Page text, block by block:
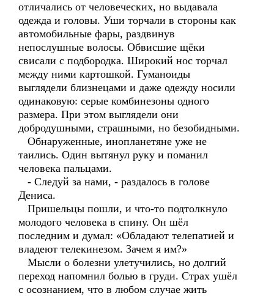
отличались от человеческих, но выдавала
одежда и головы. Уши торчали в стороны как
автомобильные фары, раздвинув
непослушные волосы. Обвисшие щёки
свисали с подбородка. Широкий нос торчал
между ними картошкой. Гуманоиды
выглядели близнецами и даже одежду носили
одинаковую: серые комбинезоны одного
размера. При этом выглядели они
добродушными, страшными, но безобидными.
Обнаруженные, инопланетяне уже не
таились. Один вытянул руку и поманил
человека пальцами.
- Следуй за нами, - раздалось в голове
Дениса.
Пришельцы пошли, и что-то подтолкнуло
молодого человека в спину. Он шёл
последним и думал: «Обладают телепатией и
владеют телекинезом. Зачем я им?»
Мысли о болезни улетучились, но долгий
переход напомнил болью в груди. Страх ушёл
с осознанием, что в любом случае жить